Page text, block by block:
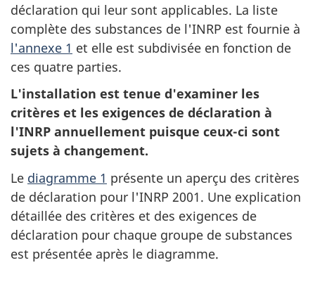
déclaration qui leur sont applicables. La liste
complète des substances de l'INRP est fournie à
l'annexe 1 et elle est subdivisée en fonction de
ces quatre parties.
L'installation est tenue d'examiner les
critères et les exigences de déclaration à
l'INRP annuellement puisque ceux-ci sont
sujets à changement.
Le diagramme 1 présente un aperçu des critères
de déclaration pour l'INRP 2001. Une explication
détaillée des critères et des exigences de
déclaration pour chaque groupe de substances
est présentée après le diagramme.